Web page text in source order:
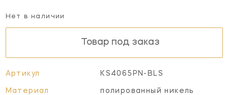
Нет в наличии
Товар под заказ
Артикул KS4065PN-BLS
Материал полированный никель